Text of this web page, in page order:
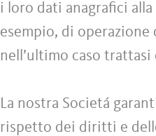
i loro dati anagrafici
esempio, di
nell’ultimo caso
La nostra Societá
rispetto dei diritti e